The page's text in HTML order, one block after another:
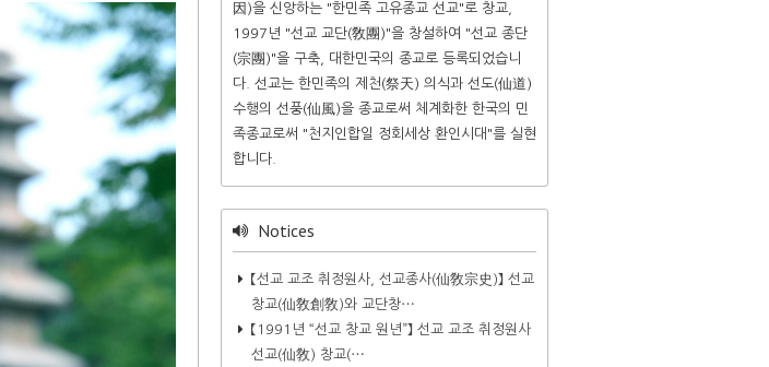
因)을 신앙하는 "한민족 고유종교 선교"로 창교,
1997년 "선교 교단(敎團)"을 창설하여 "선교 종단
(宗團)"을 구축, 대한민국의 종교로 등록되었습니
다. 선교는 한민족의 제천(祭天) 의식과 선도(仙道)
수행의 선풍(仙風)을 종교로써 체계화한 한국의 민
족종교로써 "천지인합일 정회세상 환인시대"를 실현
합니다.
Notices
【선교 교조 취정원사, 선교종사(仙敎宗史)】 선교
창교(仙敎創敎)와 교단창⋯
【1991년 “선교 창교 원년”】 선교 교조 취정원사
선교(仙敎) 창교(⋯